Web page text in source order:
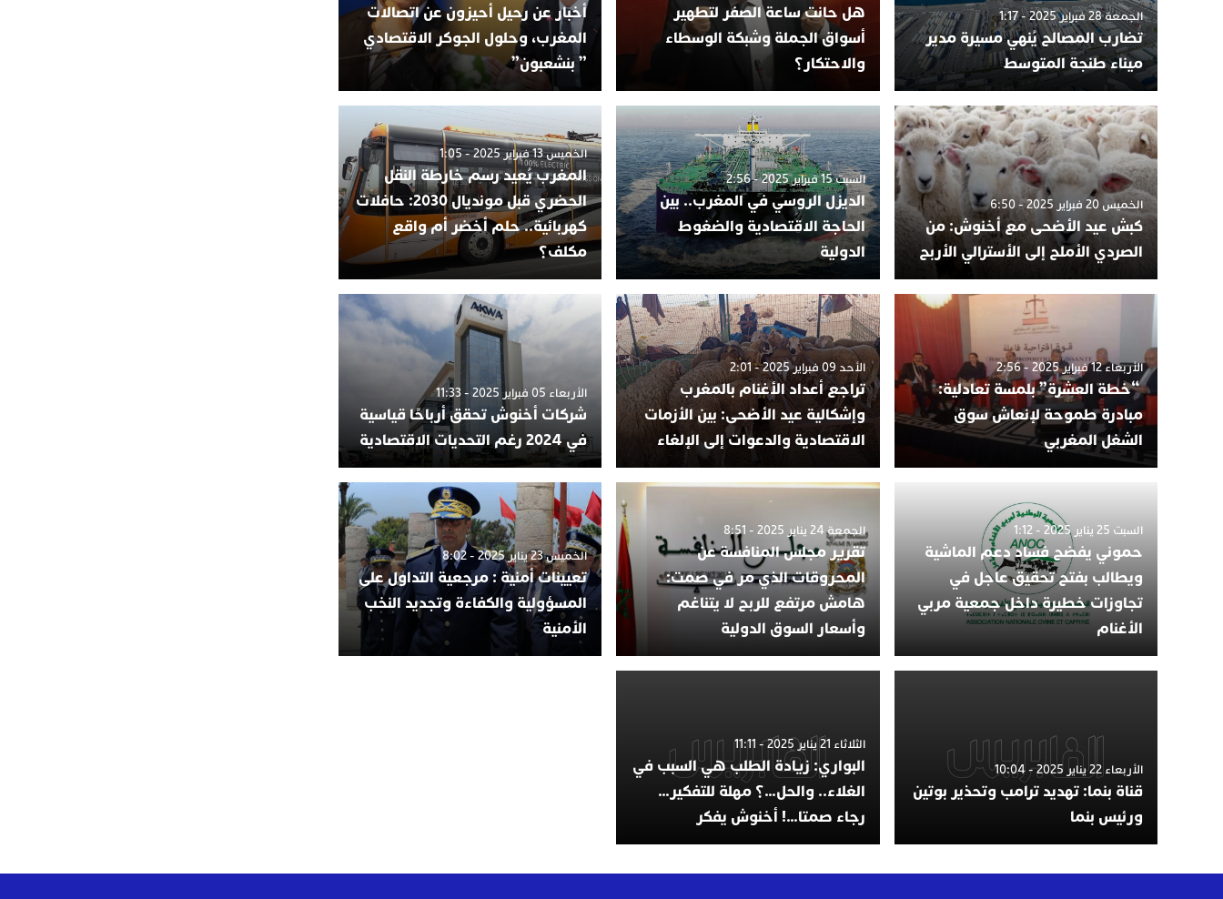
الجمعة 28 فبراير 2025 - 1:17
تضارب المصالح يُنهي مسيرة مدير
ميناء طنجة المتوسط
هل حانت ساعة الصفر لتطهير
أسواق الجملة وشبكة الوسطاء
والاحتكار؟
أخبار عن رحيل أحيزون عن اتصالات
المغرب، وحلول الجوكر الاقتصادي
” بنشعبون”
الخميس 20 فبراير 2025 - 6:50
كبش عيد الأضحى مع أخنوش: من
الصردي الأملح إلى الأسترالي الأربح
السبت 15 فبراير 2025 - 2:56
الديزل الروسي في المغرب.. بين
الحاجة الاقتصادية والضغوط
الدولية
الخميس 13 فبراير 2025 - 1:05
المغرب يُعيد رسم خارطة النقل
الحضري قبل مونديال 2030: حافلات
كهربائية.. حلم أخضر أم واقع
مكلف؟
الأربعاء 12 فبراير 2025 - 2:56
“خطة العشرة” بلمسة تعادلية:
مبادرة طموحة لإنعاش سوق
الشغل المغربي
الأحد 09 فبراير 2025 - 2:01
تراجع أعداد الأغنام بالمغرب
وإشكالية عيد الأضحى: بين الأزمات
الاقتصادية والدعوات إلى الإلغاء
الأربعاء 05 فبراير 2025 - 11:33
شركات أخنوش تحقق أرباحًا قياسية
في 2024 رغم التحديات الاقتصادية
السبت 25 يناير 2025 - 1:12
حموني يفضح فساد دعم الماشية
ويطالب بفتح تحقيق عاجل في
تجاوزات خطيرة داخل جمعية مربي
الأغنام
الجمعة 24 يناير 2025 - 8:51
تقرير مجلس المنافسة عن
المحروقات الذي مر في صمت:
هامش مرتفع للربح لا يتناغم
وأسعار السوق الدولية
الخميس 23 يناير 2025 - 8:02
تعيينات أمنية : مرجعية التداول على
المسؤولية والكفاءة وتجديد النخب
الأمنية
الأربعاء 22 يناير 2025 - 10:04
قناة بنما: تهديد ترامب وتحذير بوتين
ورئيس بنما
الثلاثاء 21 يناير 2025 - 11:11
البواري: زيادة الطلب هي السبب في
الغلاء.. والحل…؟ مهلة للتفكير…
رجاء صمتا…! أخنوش يفكر